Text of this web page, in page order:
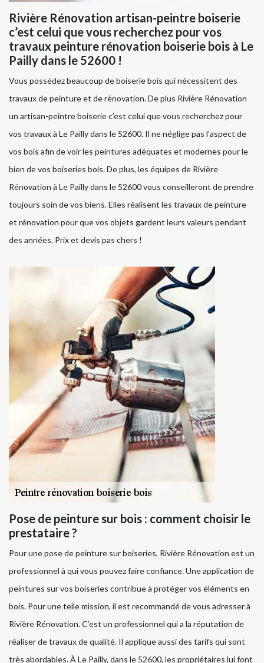
Rivière Rénovation artisan-peintre boiserie
c’est celui que vous recherchez pour vos
travaux peinture rénovation boiserie bois à Le
Pailly dans le 52600 !
Vous possédez beaucoup de boiserie bois qui nécessitent des
travaux de peinture et de rénovation. De plus Rivière Rénovation
un artisan-peintre boiserie c’est celui que vous recherchez pour
vos travaux à Le Pailly dans le 52600. Il ne néglige pas l’aspect de
vos bois afin de voir les peintures adéquates et modernes pour le
bien de vos boiseries bois. De plus, les équipes de Rivière
Rénovation à Le Pailly dans le 52600 vous conseilleront de prendre
toujours soin de vos biens. Elles réalisent les travaux de peinture
et rénovation pour que vos objets gardent leurs valeurs pendant
des années. Prix et devis pas chers !
Pose de peinture sur bois : comment choisir le
prestataire ?
Pour une pose de peinture sur boiseries, Rivière Rénovation est un
professionnel à qui vous pouvez faire confiance. Une application de
peintures sur vos boiseries contribue à protéger vos éléments en
bois. Pour une telle mission, il est recommandé de vous adresser à
Rivière Rénovation. C’est un professionnel qui a la réputation de
réaliser de travaux de qualité. Il applique aussi des tarifs qui sont
très abordables. À Le Pailly, dans le 52600, les propriétaires lui font